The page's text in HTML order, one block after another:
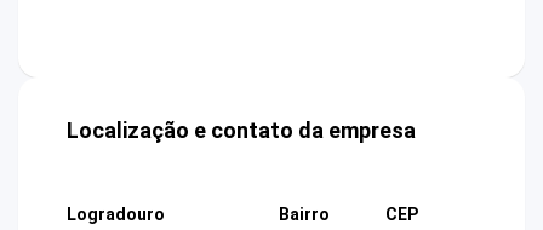
Localização e contato da empresa
Logradouro
Bairro
CEP